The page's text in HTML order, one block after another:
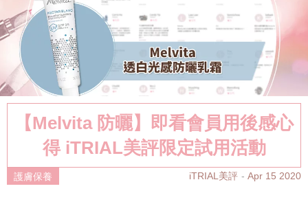
【Melvita 防曬】即看會員用後感心
得 iTRIAL美評限定試用活動
護膚保養 iTRIAL美評 Apr 15 2020